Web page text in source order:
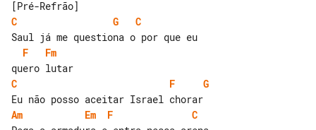
C
G
C
F
Fm
C
F
G
Am
Em F
C